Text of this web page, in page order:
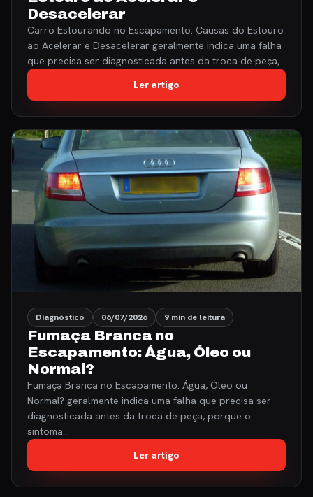
Desacelerar
Carro Estourando no Escapamento: Causas do Estouro
ao Acelerar e Desacelerar geralmente indica uma falha
que precisa ser diagnosticada antes da troca de peça,…
Ler artigo
Diagnóstico 06/07/2026 9 min de leitura
Fumaça Branca no
Escapamento: Água, Óleo ou
Normal?
Fumaça Branca no Escapamento: Água, Óleo ou
Normal? geralmente indica uma falha que precisa ser
diagnosticada antes da troca de peça, porque o
sintoma…
Ler artigo